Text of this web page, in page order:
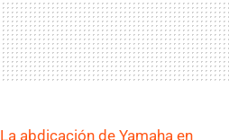
La abdicación de Yamaha en